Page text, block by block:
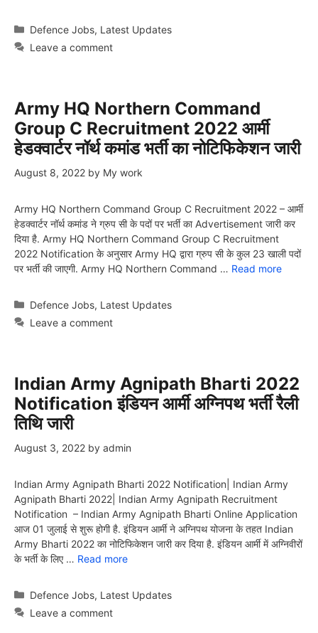
Categories
Defence Jobs, Latest Updates
Leave a comment
Army HQ Northern Command
Group C Recruitment 2022 आर्मी
हेडक्वार्टर नॉर्थ कमांड भर्ती का नोटिफिकेशन जारी
August 8, 2022 by My work
Army HQ Northern Command Group C Recruitment 2022 – आर्मी
हेडक्वार्टर नॉर्थ कमांड ने ग्रुप सी के पदों पर भर्ती का Advertisement जारी कर
दिया है. Army HQ Northern Command Group C Recruitment
2022 Notification के अनुसार Army HQ द्वारा ग्रुप सी के कुल 23 खाली पदों
पर भर्ती की जाएगी. Army HQ Northern Command … Read more
Categories
Defence Jobs, Latest Updates
Leave a comment
Indian Army Agnipath Bharti 2022
Notification इंडियन आर्मी अग्निपथ भर्ती रैली
तिथि जारी
August 3, 2022 by admin
Indian Army Agnipath Bharti 2022 Notification| Indian Army
Agnipath Bharti 2022| Indian Army Agnipath Recruitment
Notification – Indian Army Agnipath Bharti Online Application
आज 01 जुलाई से शुरू होगी है. इंडियन आर्मी ने अग्निपथ योजना के तहत Indian
Army Bharti 2022 का नोटिफिकेशन जारी कर दिया है. इंडियन आर्मी में अग्निवीरों
के भर्ती के लिए … Read more
Categories
Defence Jobs, Latest Updates
Leave a comment